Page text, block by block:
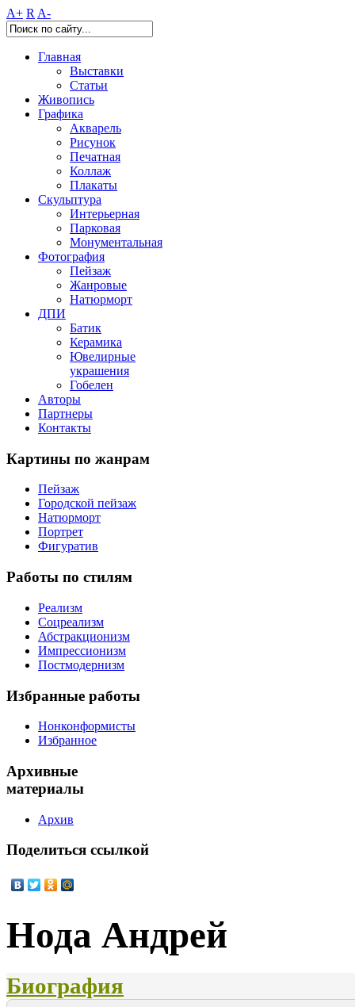
A+ R A-
Главная
Выставки
Статьи
Живопись
Графика
Акварель
Рисунок
Печатная
Коллаж
Плакаты
Скульптура
Интерьерная
Парковая
Монументальная
Фотография
Пейзаж
Жанровые
Натюрморт
ДПИ
Батик
Керамика
Ювелирные
украшения
Гобелен
Авторы
Партнеры
Контакты
Картины по жанрам
Пейзаж
Городской пейзаж
Натюрморт
Портрет
Фигуратив
Работы по стилям
Реализм
Соцреализм
Абстракционизм
Импрессионизм
Постмодернизм
Избранные работы
Нонконформисты
Избранное
Архивные
материалы
Архив
Поделиться ссылкой
Нода Андрей
Биография